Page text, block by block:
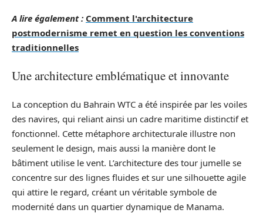
A lire également : Comment l'architecture
postmodernisme remet en question les conventions
traditionnelles
Une architecture emblématique et innovante
La conception du Bahrain WTC a été inspirée par les voiles
des navires, qui reliant ainsi un cadre maritime distinctif et
fonctionnel. Cette métaphore architecturale illustre non
seulement le design, mais aussi la manière dont le
bâtiment utilise le vent. L’architecture des tour jumelle se
concentre sur des lignes fluides et sur une silhouette agile
qui attire le regard, créant un véritable symbole de
modernité dans un quartier dynamique de Manama.